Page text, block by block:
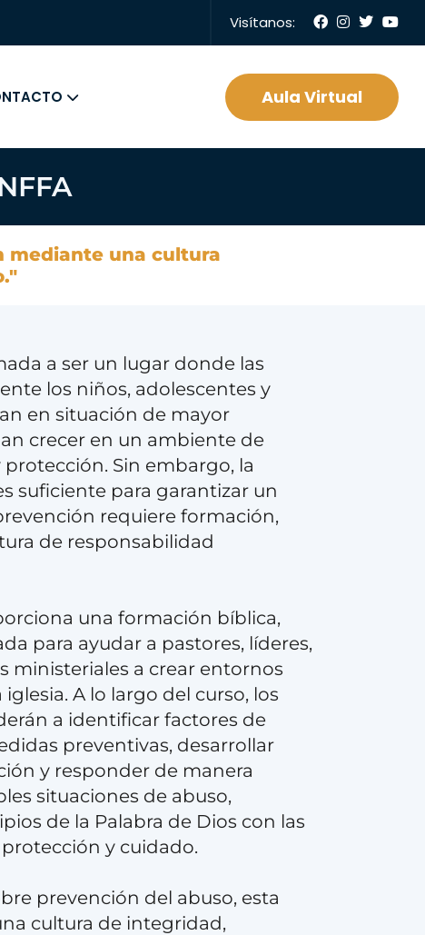
Visítanos:
Aula Virtual
mediante una cultura
a ser un lugar donde las
los niños, adolescentes y
en situación de mayor
crecer en un ambiente de
Sin embargo, la
suficiente para garantizar un
requiere formación,
de responsabilidad
una formación bíblica,
para ayudar a pastores, líderes,
ministeriales a crear entornos
A lo largo del curso, los
a identificar factores de
preventivas, desarrollar
y responder de manera
situaciones de abuso,
de la Palabra de Dios con las
y cuidado.
prevención del abuso, esta
cultura de integridad,